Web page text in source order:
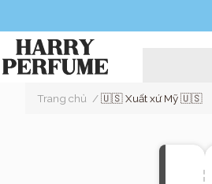
Trang chủ /🇺🇸 Xuất xứ Mỹ 🇺🇸